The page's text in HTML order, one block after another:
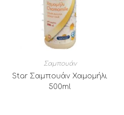
Σαμπουάν
Star Σαμπουάν Χαμομήλι
500ml